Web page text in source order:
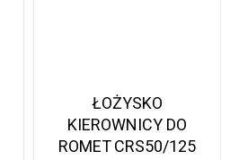
ŁOŻYSKO
KIEROWNICY DO
ROMET CRS50/125